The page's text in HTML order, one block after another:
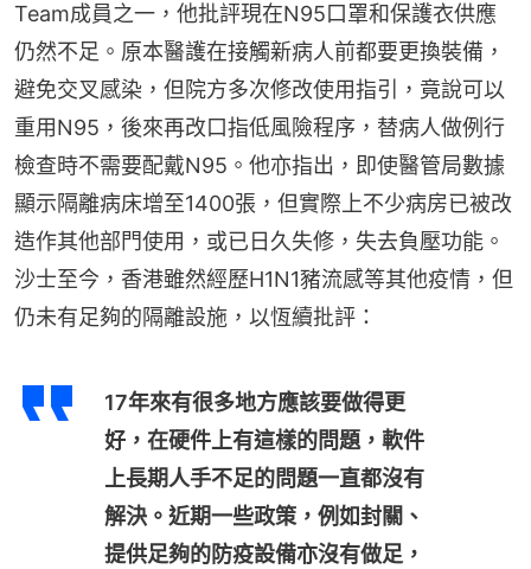
Team成員之一，他批評現在N95口罩和保護衣供應
仍然不足。原本醫護在接觸新病人前都要更換裝備，
避免交叉感染，但院方多次修改使用指引，竟說可以
重用N95，後來再改口指低風險程序，替病人做例行
檢查時不需要配戴N95。他亦指出，即使醫管局數據
顯示隔離病床增至1400張，但實際上不少病房已被改
造作其他部門使用，或已日久失修，失去負壓功能。
沙士至今，香港雖然經歷H1N1豬流感等其他疫情，但
仍未有足夠的隔離設施，以恆續批評：
17年來有很多地方應該要做得更
好，在硬件上有這樣的問題，軟件
上長期人手不足的問題一直都沒有
解決。近期一些政策，例如封關、
提供足夠的防疫設備亦沒有做足，